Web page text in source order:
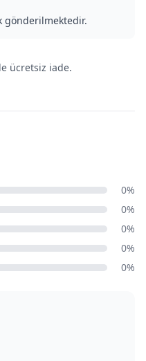
gönderilmektedir.
ücretsiz iade.
0%
0%
0%
0%
0%